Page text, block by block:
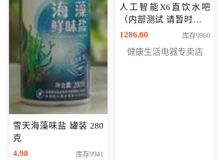
雪天海藻味盐 罐装 280
克
4.98
库存9941
人工智能X6直饮水吧
（内部测试 请暂时不要
购买）
1286.00 库存9960
健康生活电器专卖店